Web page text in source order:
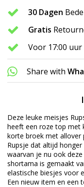
30 Dagen
Gratis
Voor 17:00
Share with
Deze leuke meisjes
heeft een roze top met
korte broek met allover
Rupsje dat altijd
waarvan je nu ook
shortama is gemaakt
elastische biesjes voor
Een nieuw item en een